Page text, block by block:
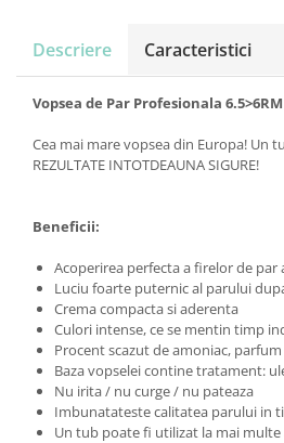
Creion si tus ochi
Aplicatoare si pensule machiaj
Accesorii machiaj
Igiena dentara
Pasta de dinti
Ata dentara
Adeziv dentar si ingrijire proteza
Igiena intima
Tampoane si absorbante
Geluri si deodorante igiena intima
Produse manichiura & pedichiura
Descriere Caracteristici
Vopsea de Par Profesionala
Cea mai mare vopsea din Europa! Un
REZULTATE INTOTDEAUNA SIGURE!
Beneficii:
Acoperirea perfecta a firelor de par
Luciu foarte puternic al parului
Crema compacta si aderenta
Culori intense, ce se mentin timp
Procent scazut de amoniac,
Baza vopselei contine tratament:
Nu irita / nu curge / nu pateaza
Imbunatateste calitatea parului in
Un tub poate fi utilizat la mai multe